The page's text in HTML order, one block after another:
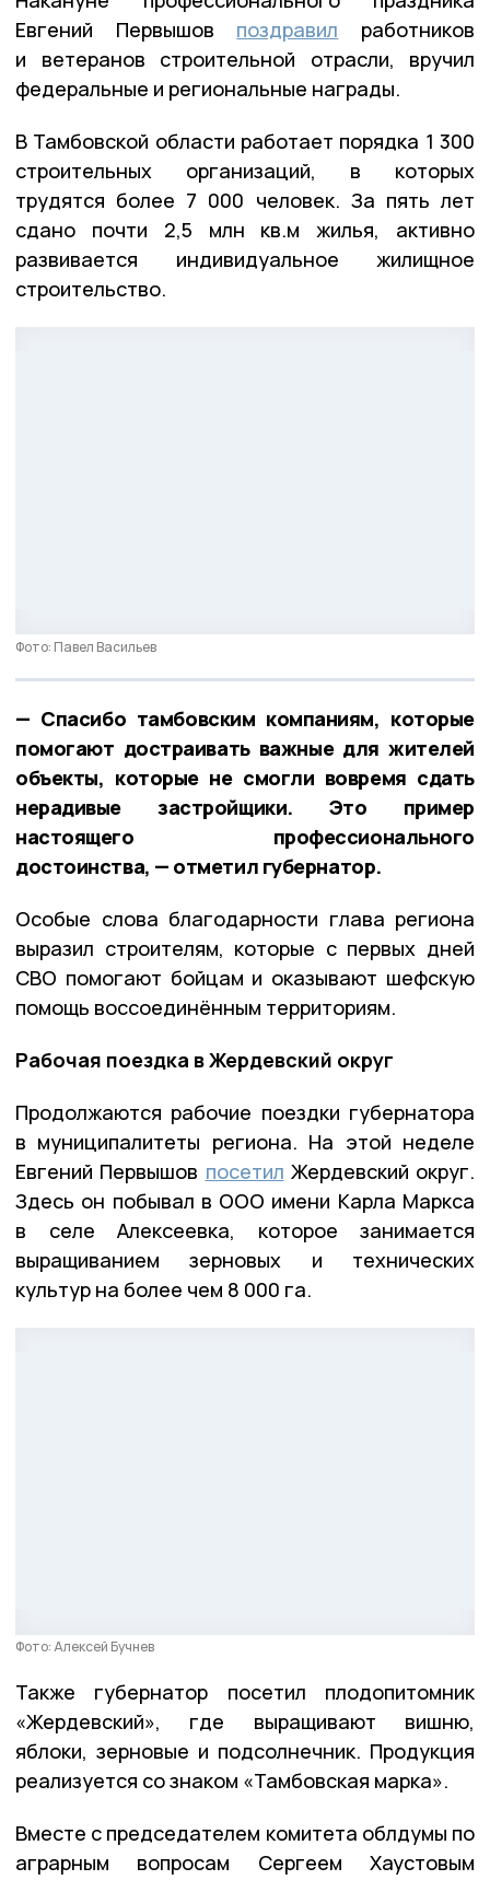
Евгений Первышов поздравил работников
и ветеранов строительной отрасли, вручил
федеральные и региональные награды.
В Тамбовской области работает порядка 1 300
строительных организаций, в которых
трудятся более 7 000 человек. За пять лет
сдано почти 2,5 млн кв.м жилья, активно
развивается индивидуальное жилищное
строительство.
Фото: Павел Васильев
— Спасибо тамбовским компаниям, которые
помогают достраивать важные для жителей
объекты, которые не смогли вовремя сдать
нерадивые застройщики. Это пример
настоящего профессионального
достоинства, — отметил губернатор.
Особые слова благодарности глава региона
выразил строителям, которые с первых дней
СВО помогают бойцам и оказывают шефскую
помощь воссоединённым территориям.
Рабочая поездка в Жердевский округ
Продолжаются рабочие поездки губернатора
в муниципалитеты региона. На этой неделе
Евгений Первышов посетил Жердевский округ.
Здесь он побывал в ООО имени Карла Маркса
в селе Алексеевка, которое занимается
выращиванием зерновых и технических
культур на более чем 8 000 га.
Фото: Алексей Бучнев
Также губернатор посетил плодопитомник
«Жердевский», где выращивают вишню,
яблоки, зерновые и подсолнечник. Продукция
реализуется со знаком «Тамбовская марка».
Вместе с председателем комитета облдумы по
аграрным вопросам Сергеем Хаустовым